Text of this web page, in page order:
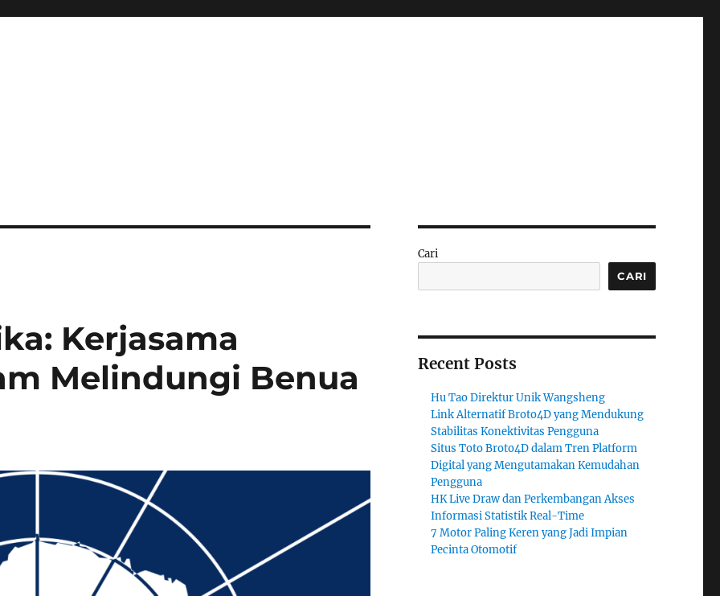
Kerjasama
Melindungi Benua
Cari
CARI
Recent Posts
Hu Tao Direktur Unik Wangsheng
Link Alternatif Broto4D yang Mendukung
Stabilitas Konektivitas Pengguna
Situs Toto Broto4D dalam Tren Platform
Digital yang Mengutamakan Kemudahan
Pengguna
HK Live Draw dan Perkembangan Akses
Informasi Statistik Real-Time
7 Motor Paling Keren yang Jadi Impian
Pecinta Otomotif